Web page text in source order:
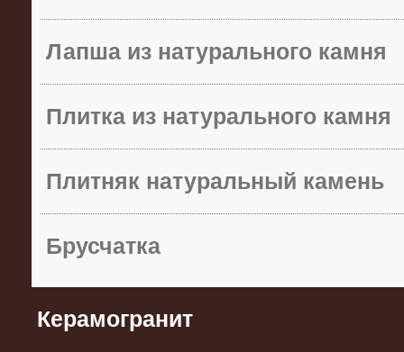
Лапша из натурального камня
Плитка из натурального камня
Плитняк натуральный камень
Брусчатка
Керамогранит